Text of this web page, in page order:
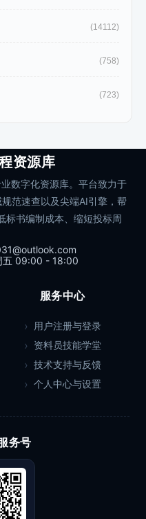
(14112)
(758)
(723)
资源库
数字化资源库。平台致力于
范速查以及尖端AI引擎，帮
标书编制成本、缩短投标周
五 09:00 - 18:00
服务中心
用户注册与登录
资料员技能学堂
技术支持与反馈
个人中心与设置
务号